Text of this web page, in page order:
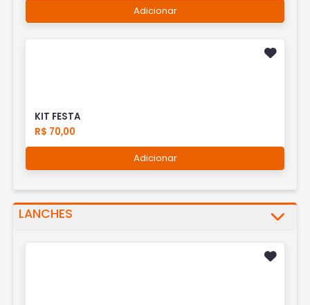
Adicionar
KIT FESTA
R$ 70,00
Adicionar
LANCHES